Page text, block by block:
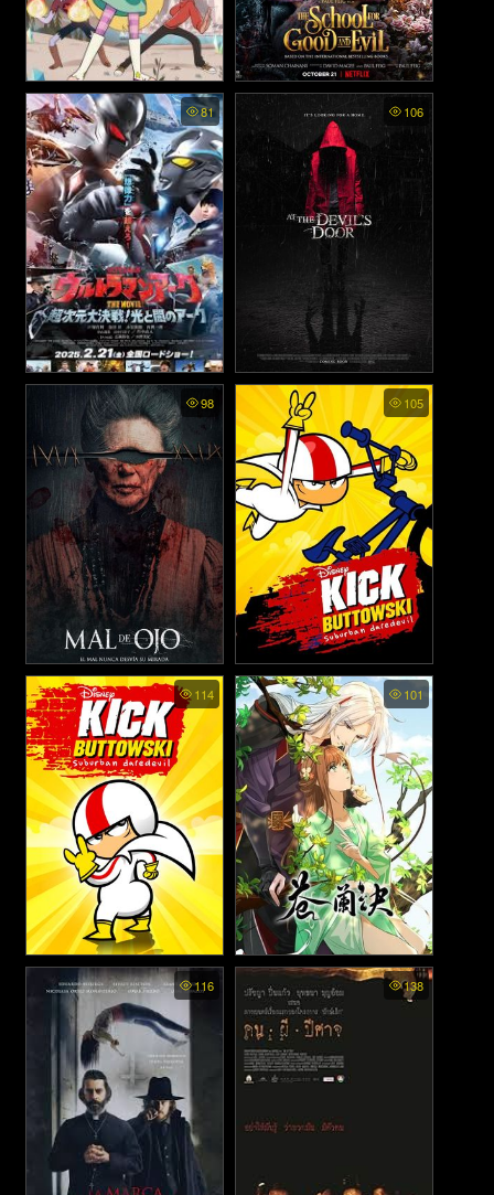
Star vs the Forces of Evil
พากย์ไทย (2015)
The School for Good and
Evil - โรงเรียนแห่งความดีและ
ความชั่ว (2022)
81
Ultraman Arc The Movie:
The Clash of Light and Evil -
อุลตร้าแมน อาร์ค เดอะมูฟวี่
ศึกชี้ชะตาแห่งแสงและความ
มืด (2025)
106
At the Devil’s Door - บ้านนี้ผี
จอง (2014)
98
Evil Eye - อาถรรพ์นัยน์ตา
ปีศาจ (2022)
105
Kick Buttowski Suburban
Daredevil ss2 - คิก บัททาวสกี้
เด็กจี๊ดใจเกินร้อย ภาค2
(2011)
114
Kick Buttowski Suburban
Daredevil พากย์ไทย - คิก บัท
ทาวสกี้ เด็กจี๊ดใจเกินร้อย
(2010)
101
Love Between Fairy and
Devil (Cang Lan Jue) พากย์
ไทย - ของรักของข้า (2022)
116 138